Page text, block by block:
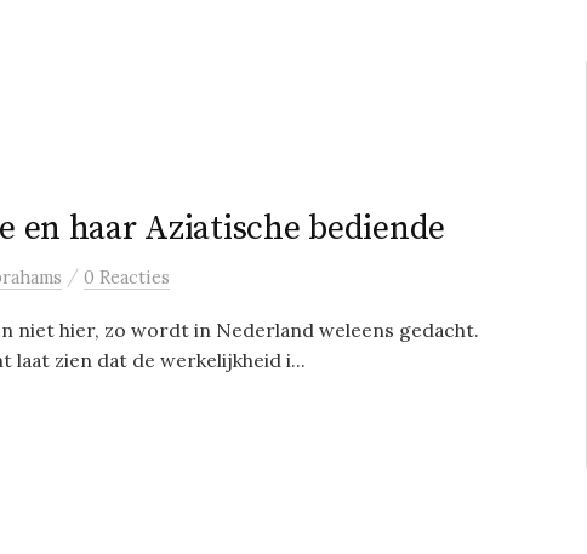
en haar Aziatische bediende
/ 0 Reacties
niet hier, zo wordt in Nederland weleens gedacht.
laat zien dat de werkelijkheid i...